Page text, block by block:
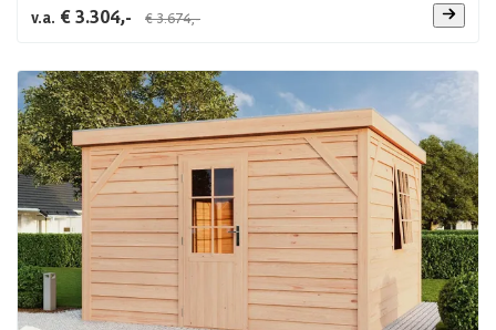
v.a. € 3.304,- € 3.674,-